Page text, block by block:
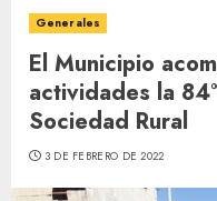
Generales
El Municipio
actividades la
Sociedad Rural
3 DE FEBRERO DE 2022